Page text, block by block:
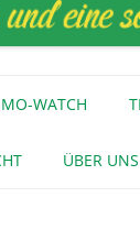
WATCH
ÜBER UNS